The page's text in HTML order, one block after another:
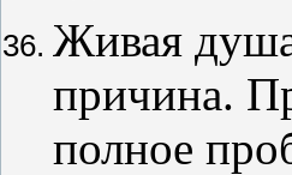
Живая
причина.
полное